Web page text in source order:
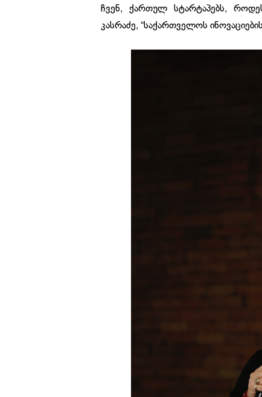
ჩვენ, ქართულ სტარტაპებს,
კასრაძე, “საქართველოს